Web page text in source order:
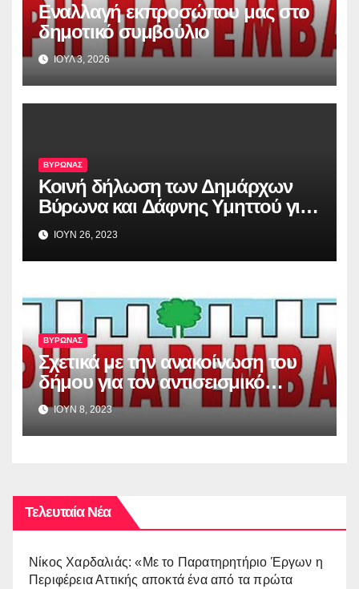
Εναλλαγή εκπροσώπου μας στο
δημοτικό συμβούλιο
ΙΟΥΛ 3, 2026
ΒΥΡΩΝΑΣ
Κοινή δήλωση των Δημάρχων
Βύρωνα και Δάφνης Υμηττού για
την απόφαση του Αρείου Πάγου,
σχετικά με το Λόφο Κοπανά
ΙΟΥΝ 26, 2023
ΒΥΡΩΝΑΣ
Σχετικά με την ανακοίνωση του
δήμου για τον αντισεισμικό
έλεγχο των σχολικών κτιρίων
ΙΟΥΝ 8, 2023
Τελευταία Νέα
Νίκος Χαρδαλιάς: «Με το Παρατηρητήριο Έργων η
Περιφέρεια Αττικής αποκτά ένα από τα πρώτα